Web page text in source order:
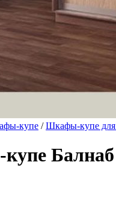
купе /Шкафы-купе
Балнаб